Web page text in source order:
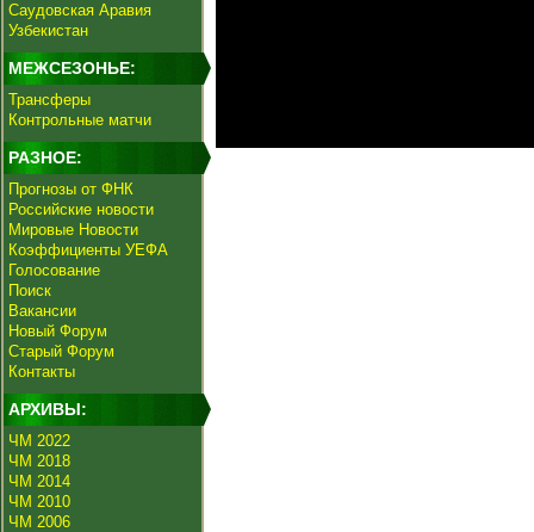
Саудовская Аравия
Узбекистан
МЕЖСЕЗОНЬЕ:
Трансферы
Контрольные матчи
РАЗНОЕ:
Прогнозы от ФНК
Российские новости
Мировые Новости
Коэффициенты УЕФА
Голосование
Поиск
Вакансии
Новый Форум
Старый Форум
Контакты
АРХИВЫ:
ЧМ 2022
ЧМ 2018
ЧМ 2014
ЧМ 2010
ЧМ 2006